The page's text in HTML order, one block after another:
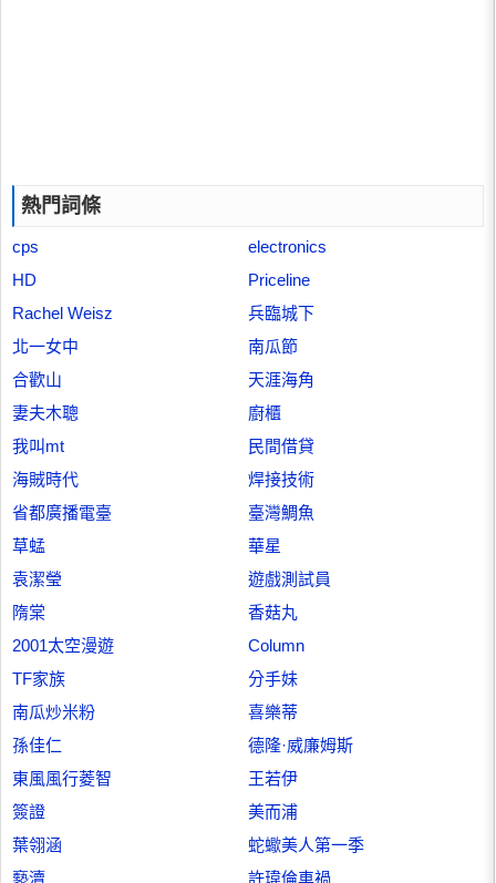
熱門詞條
cps
electronics
HD
Priceline
Rachel Weisz
兵臨城下
北一女中
南瓜節
合歡山
天涯海角
妻夫木聰
廚櫃
我叫mt
民間借貸
海賊時代
焊接技術
省都廣播電臺
臺灣鯛魚
草蜢
華星
袁潔瑩
遊戲測試員
隋棠
香菇丸
2001太空漫遊
Column
TF家族
分手妹
南瓜炒米粉
喜樂蒂
孫佳仁
德隆·威廉姆斯
東風風行菱智
王若伊
簽證
美而浦
葉翎涵
蛇蠍美人第一季
褻瀆
許瑋倫車禍